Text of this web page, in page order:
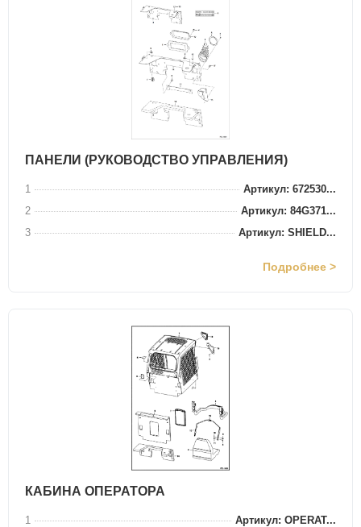
ПАНЕЛИ (РУКОВОДСТВО УПРАВЛЕНИЯ)
1
Артикул: 672530...
2
Артикул: 84G371...
3
Артикул: SHIELD...
Подробнее >
КАБИНА ОПЕРАТОРА
1
Артикул: OPERAT...